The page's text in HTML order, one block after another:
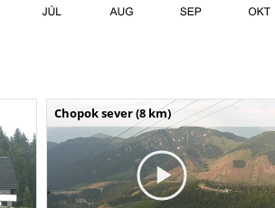
Chopok sever (8 km)